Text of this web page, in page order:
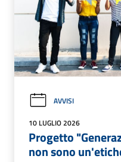
AVVISI
10 LUGLIO 2026
Progetto
non sono